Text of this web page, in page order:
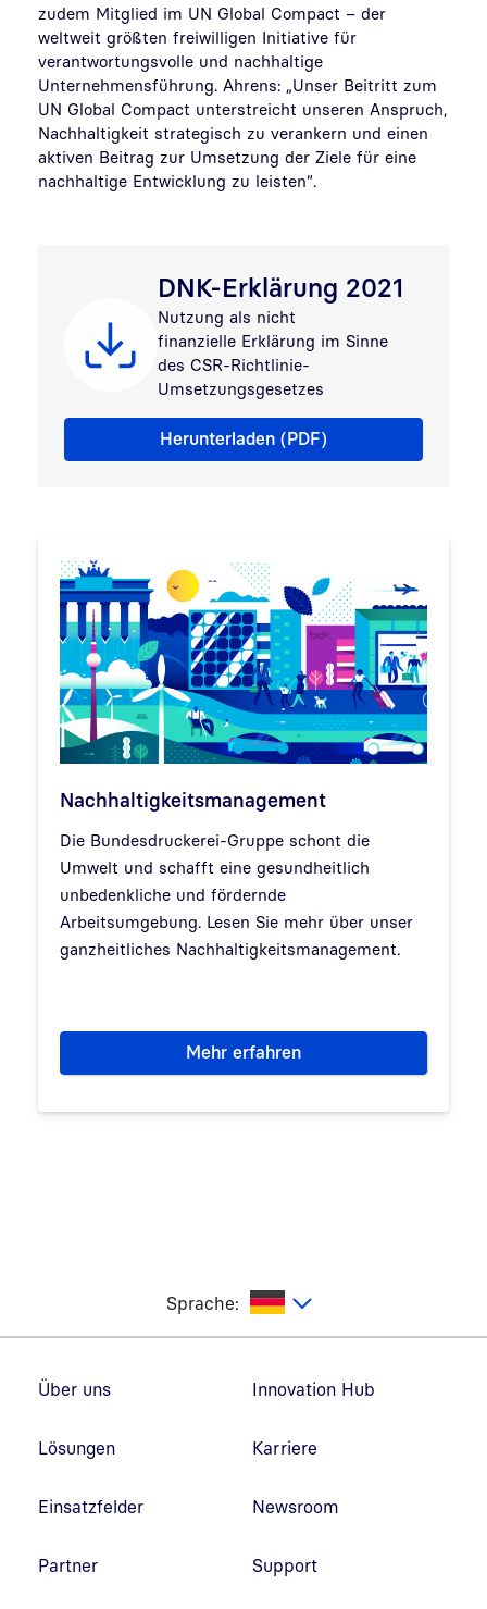
zudem Mitglied im UN Global Compact – der
weltweit größten freiwilligen Initiative für
verantwortungsvolle und nachhaltige
Unternehmensführung. Ahrens: „Unser Beitritt zum
UN Global Compact unterstreicht unseren Anspruch,
Nachhaltigkeit strategisch zu verankern und einen
aktiven Beitrag zur Umsetzung der Ziele für eine
nachhaltige Entwicklung zu leisten“.
DNK-Erklärung 2021
Nutzung als nicht
finanzielle Erklärung im Sinne
des CSR-­Richtlinie­-
Umsetzungsgesetzes
DNK-Erklärung 2021Herunterladen (PDF)
Nachhaltigkeitsmanagement
Die Bundesdruckerei-Gruppe schont die
Umwelt und schafft eine gesundheitlich
unbedenkliche und fördernde
Arbeitsumgebung. Lesen Sie mehr über unser
ganzheitliches Nachhaltigkeitsmanagement.
Mehr erfahren
Sprache:
Über uns
Lösungen
Einsatzfelder
Partner
Innovation Hub
Karriere
Newsroom
Support